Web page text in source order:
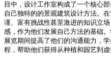
目中，设计工作室构成了一个核心
自己独特的的景观建筑设计方法。
谨、富有挑战性甚至激进的知识立
感，作为他们发展自己方法的基础
展览期间提高了他们的沟通能力，
程，帮助他们获得从种植和园艺到